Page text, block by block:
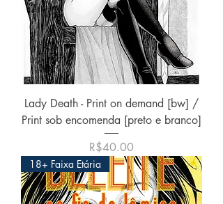
Lady Death - Print on demand [bw] /
Print sob encomenda [preto e branco]
価格
R$40.00
18+ Faixa Etária